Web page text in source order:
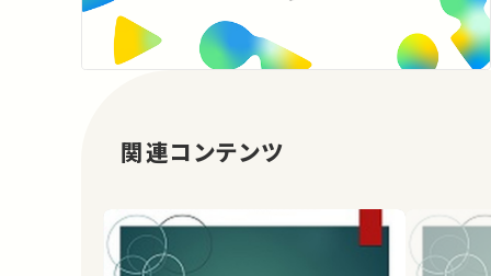
関連コンテンツ